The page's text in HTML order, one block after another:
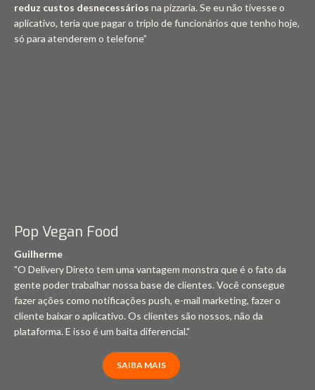
reduz custos desnecessários na pizzaria. Se eu não tivesse o
aplicativo, teria que pagar o triplo de funcionários que tenho hoje,
só para atenderem o telefone”
Pop Vegan Food
Guilherme
"O Delivery Direto tem uma vantagem monstra que é o fato da
gente poder trabalhar nossa base de clientes. Você consegue
fazer ações como notificações push, e-mail marketing, fazer o
cliente baixar o aplicativo. Os clientes são nossos, não da
plataforma. E isso é um baita diferencial."
SAIBA MAIS